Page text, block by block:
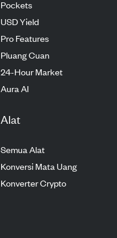
Pockets
USD Yield
Pro Features
Pluang Cuan
24-Hour Market
Aura AI
Alat
Semua Alat
Konversi Mata Uang
Konverter Crypto